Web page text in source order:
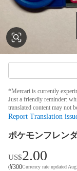
*Mercari is currently
Just a friendly reminder:
translated content may not
Report Translation
ポケモンフレン
US$2.00
(¥300Currency rate updated